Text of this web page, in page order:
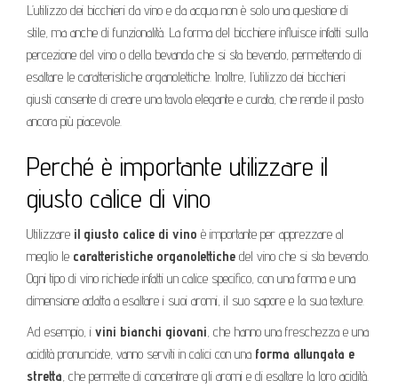
L’utilizzo dei bicchieri da vino e da acqua non è solo una questione di
stile, ma anche di funzionalità. La forma del bicchiere influisce infatti sulla
percezione del vino o della bevanda che si sta bevendo, permettendo di
esaltare le caratteristiche organolettiche. Inoltre, l’utilizzo dei bicchieri
giusti consente di creare una tavola elegante e curata, che rende il pasto
ancora più piacevole.
Perché è importante utilizzare il
giusto calice di vino
Utilizzare il giusto calice di vino è importante per apprezzare al
meglio le caratteristiche organolettiche del vino che si sta bevendo.
Ogni tipo di vino richiede infatti un calice specifico, con una forma e una
dimensione adatta a esaltare i suoi aromi, il suo sapore e la sua texture.
Ad esempio, i vini bianchi giovani, che hanno una freschezza e una
acidità pronunciate, vanno serviti in calici con una forma allungata e
stretta, che permette di concentrare gli aromi e di esaltare la loro acidità.